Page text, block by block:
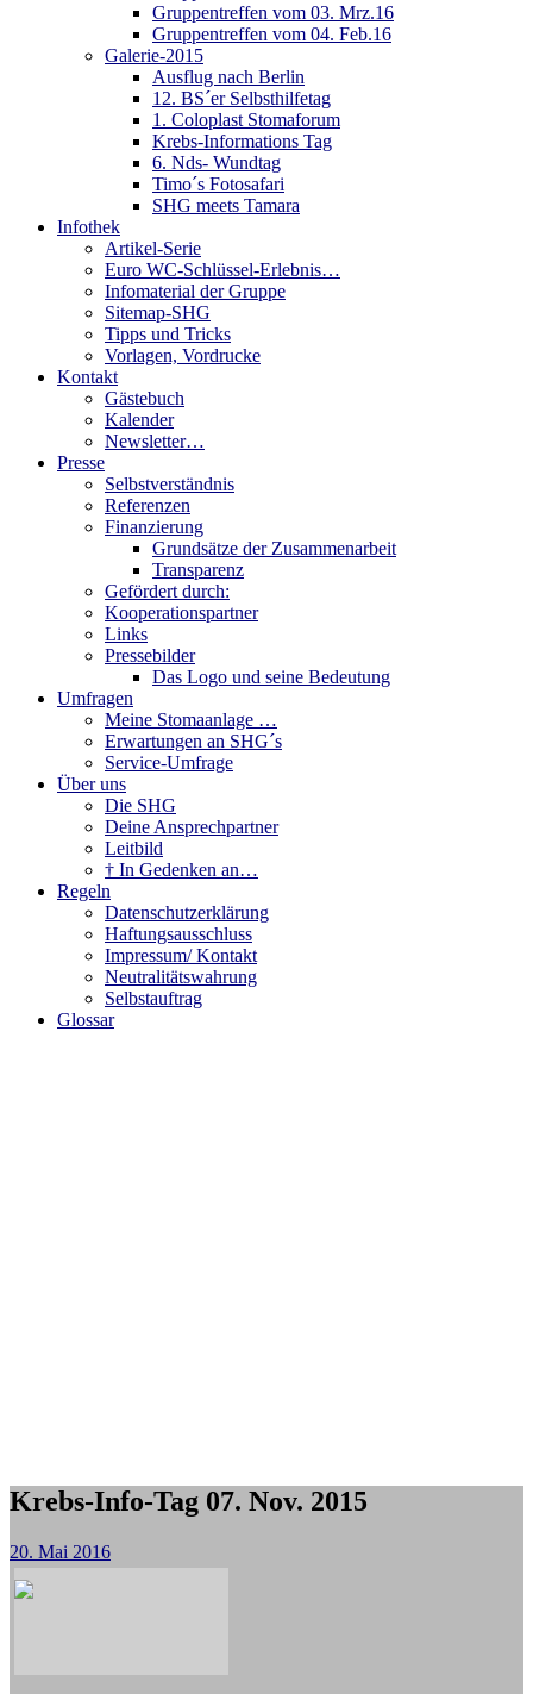
Gruppentreffen vom 03. Mrz.16
Gruppentreffen vom 04. Feb.16
Galerie-2015
Ausflug nach Berlin
12. BS´er Selbsthilfetag
1. Coloplast Stomaforum
Krebs-Informations Tag
6. Nds- Wundtag
Timo´s Fotosafari
SHG meets Tamara
Infothek
Artikel-Serie
Euro WC-Schlüssel-Erlebnis…
Infomaterial der Gruppe
Sitemap-SHG
Tipps und Tricks
Vorlagen, Vordrucke
Kontakt
Gästebuch
Kalender
Newsletter…
Presse
Selbstverständnis
Referenzen
Finanzierung
Grundsätze der Zusammenarbeit
Transparenz
Gefördert durch:
Kooperationspartner
Links
Pressebilder
Das Logo und seine Bedeutung
Umfragen
Meine Stomaanlage …
Erwartungen an SHG´s
Service-Umfrage
Über uns
Die SHG
Deine Ansprechpartner
Leitbild
† In Gedenken an…
Regeln
Datenschutzerklärung
Haftungsausschluss
Impressum/ Kontakt
Neutralitätswahrung
Selbstauftrag
Glossar
Krebs-Info-Tag 07. Nov. 2015
20. Mai 2016